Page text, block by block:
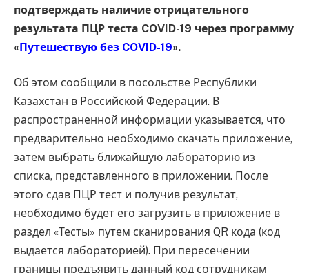
подтверждать наличие отрицательного
результата ПЦР теста COVID-19 через программу
«Путешествую без COVID-19».
Об этом сообщили в посольстве Республики
Казахстан в Российской Федерации. В
распространенной информации указывается, что
предварительно необходимо скачать приложение,
затем выбрать ближайшую лабораторию из
списка, представленного в приложении. После
этого сдав ПЦР тест и получив результат,
необходимо будет его загрузить в приложение в
раздел «Тесты» путем сканирования QR кода (код
выдается лабораторией). При пересечении
границы предъявить данный код сотрудникам